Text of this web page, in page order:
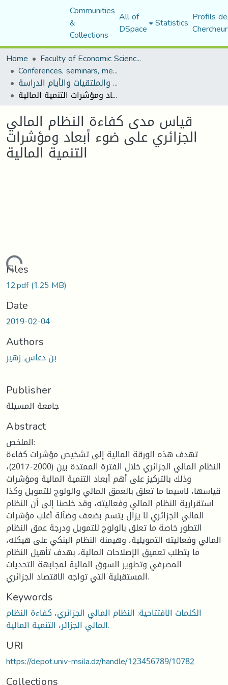
Communities
&
Collections
All of
DSpace Statistics Profils
Home
Faculty of Economic Sciences, Commerce and Management Sciences
Conferences, seminars, meetings, and study days
المؤتمرات والندوات والملتقيات والأيام الدراسة
قياس مدى كفاءة النظام المالي الجزائري على ضوء أبعاد ومؤشرات التنمية المالية
قياس مدى كفاءة النظام المالي
الجزائري على ضوء أبعاد ومؤشرات
التنمية المالية
Loading...
Files
12.pdf(1.25 MB)
Date
2019-02-04
Authors
بن دعاس, زهير
Publisher
جامعة المسيلة
Abstract
الملخص:
تهدف هذه الورقة المالية إلى تشخيص مؤشرات كفاءة
النظام المالي الجزائري خلال الفترة الممتدة بين (2000-2017)،
وذلك بالتركيز على أهم أبعاد التنمية المالية ومؤشرات
قياسها، لاسيما ما تعلق بالعمق المالي والولوج للتمويل وكذا
استقرارية النظام المالي وفعاليته، وقد خلصنا إلى أن النظام
المالي الجزائري لا يزال يتسم بضعف وضآلة أغلب مؤشرات
التطور خاصة ما تعلق بالولوج للتمويل ودرجة عمق النظام
المالي وفعاليته التمويلية، وهيمنة النظام البنكي على هيكله،
ما يتطلب تعميق الإصلاحات المالية، بهدف تأهيل النظام
المصرفي وتطوير السوق المالية لمجابهة التحديات
المستقبلية التي تواجه الاقتصاد الجزائري.
Keywords
الكلمات الافتتاحية: النظام المالي الجزائري، كفاءة النظام
المالي الجزائر، التنمية المالية.
URI
https://depot.univ-msila.dz/handle/123456789/10782